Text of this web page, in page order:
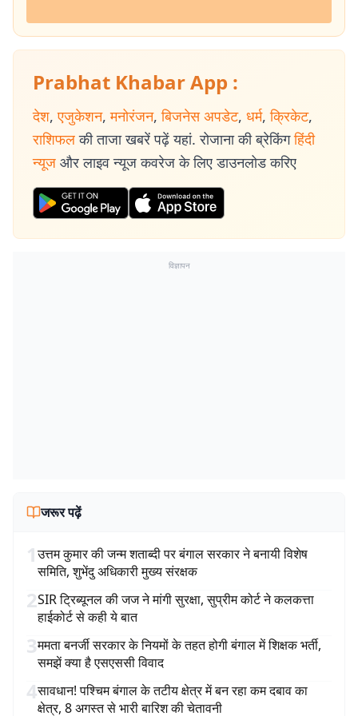
Prabhat Khabar App :
देश, एजुकेशन, मनोरंजन, बिजनेस अपडेट, धर्म, क्रिकेट,
राशिफल की ताजा खबरें पढ़ें यहां. रोजाना की ब्रेकिंग हिंदी
न्यूज और लाइव न्यूज कवरेज के लिए डाउनलोड करिए
विज्ञापन
जरूर पढ़ें
1उत्तम कुमार की जन्म शताब्दी पर बंगाल सरकार ने बनायी विशेष
समिति, शुभेंदु अधिकारी मुख्य संरक्षक
2SIR ट्रिब्यूनल की जज ने मांगी सुरक्षा, सुप्रीम कोर्ट ने कलकत्ता
हाईकोर्ट से कही ये बात
3ममता बनर्जी सरकार के नियमों के तहत होगी बंगाल में शिक्षक भर्ती,
समझें क्या है एसएससी विवाद
4सावधान! पश्चिम बंगाल के तटीय क्षेत्र में बन रहा कम दबाव का
क्षेत्र, 8 अगस्त से भारी बारिश की चेतावनी